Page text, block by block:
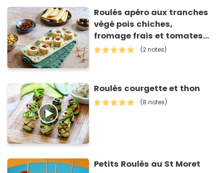
Roulés apéro aux tranches
végé pois chiches,
fromage frais et tomates
séchées
(2 notes)
Roulés courgette et thon
(8 notes)
Petits Roulés au St Moret